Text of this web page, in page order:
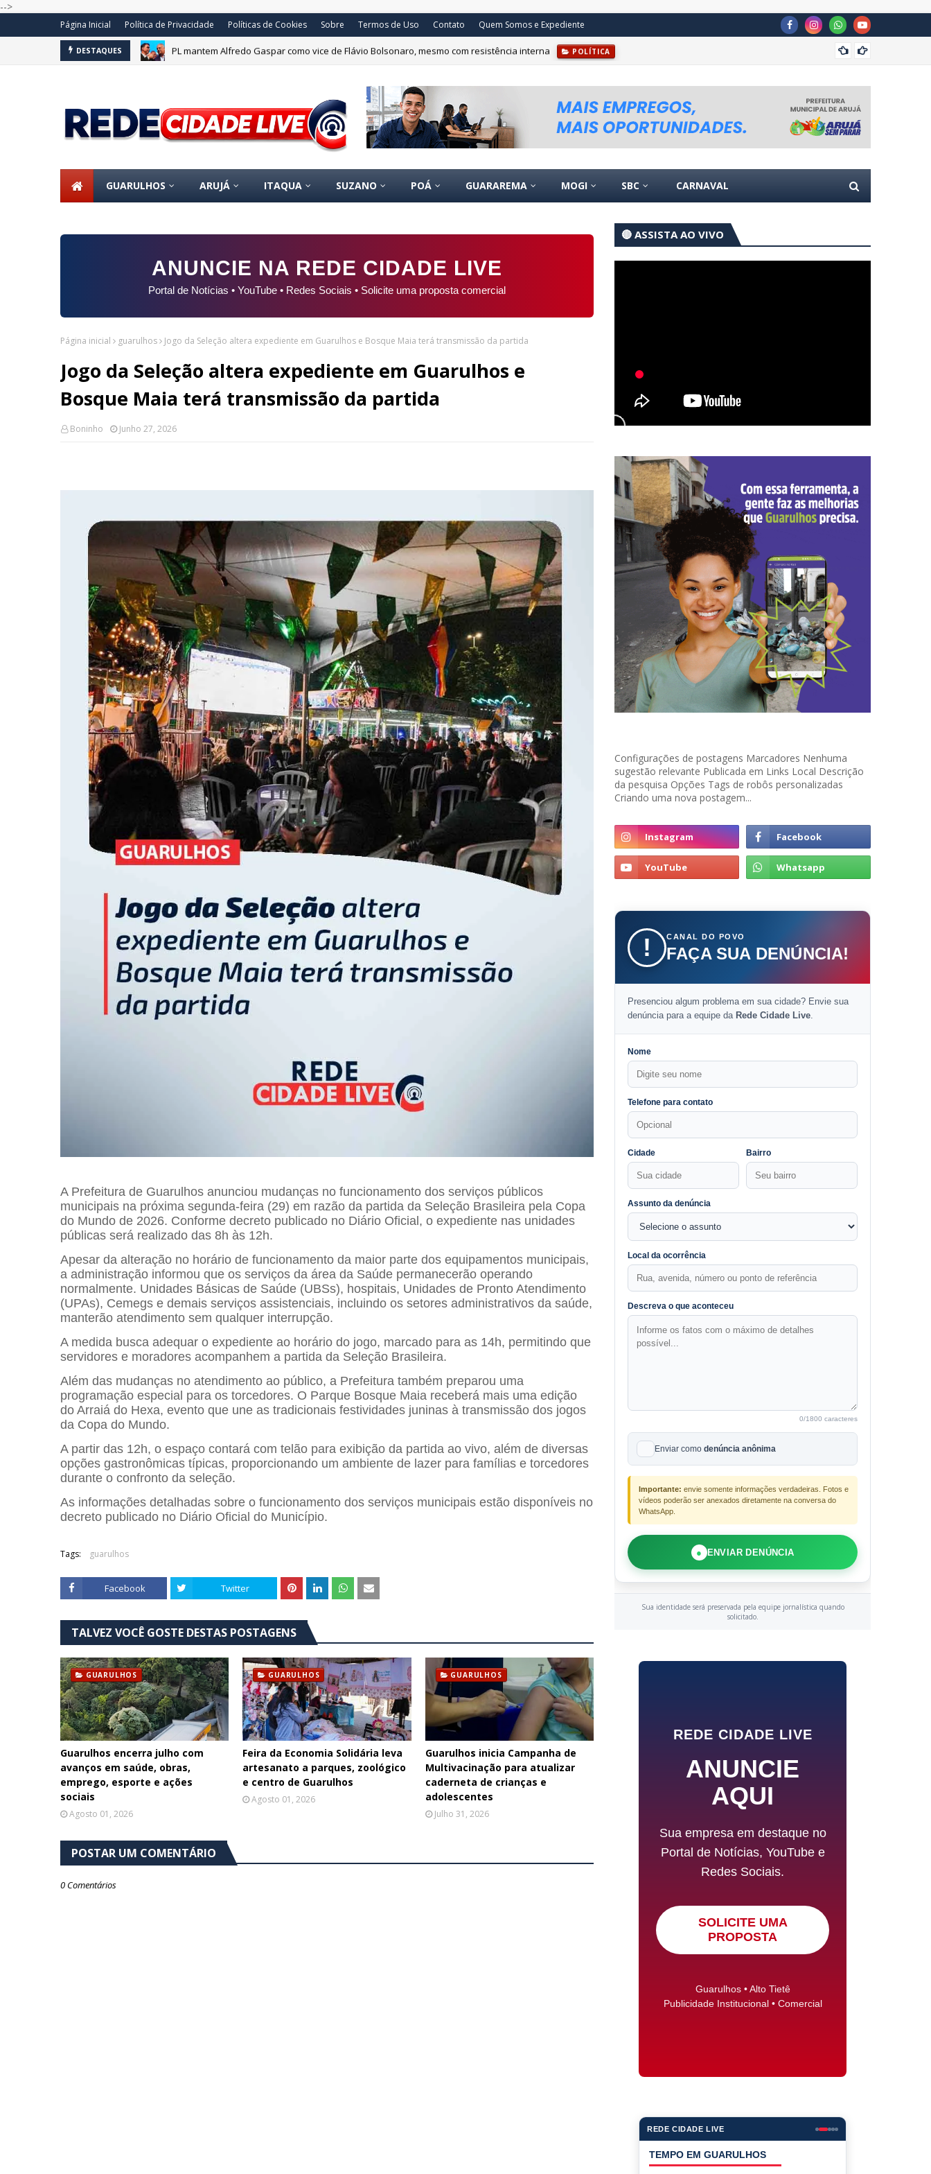
-->
Página Inicial Política de Privacidade Políticas de Cookies Sobre Termos de Uso Contato Quem Somos e Expediente
DESTAQUES PL mantem Alfredo Gaspar como vice de Flávio Bolsonaro, mesmo com resistência interna POLÍTICA
GUARULHOS ARUJÁ ITAQUA SUZANO POÁ GUARAREMA MOGI SBC CARNAVAL
ANUNCIE NA REDE CIDADE LIVE
Portal de Notícias • YouTube • Redes Sociais • Solicite uma proposta comercial
Página inicial guarulhos Jogo da Seleção altera expediente em Guarulhos e Bosque Maia terá transmissão da partida
Jogo da Seleção altera expediente em Guarulhos e
Bosque Maia terá transmissão da partida
Boninho Junho 27, 2026
A Prefeitura de Guarulhos anunciou mudanças no funcionamento dos serviços públicos
municipais na próxima segunda-feira (29) em razão da partida da Seleção Brasileira pela Copa
do Mundo de 2026. Conforme decreto publicado no Diário Oficial, o expediente nas unidades
públicas será realizado das 8h às 12h.
Apesar da alteração no horário de funcionamento da maior parte dos equipamentos municipais,
a administração informou que os serviços da área da Saúde permanecerão operando
normalmente. Unidades Básicas de Saúde (UBSs), hospitais, Unidades de Pronto Atendimento
(UPAs), Cemegs e demais serviços assistenciais, incluindo os setores administrativos da saúde,
manterão atendimento sem qualquer interrupção.
A medida busca adequar o expediente ao horário do jogo, marcado para as 14h, permitindo que
servidores e moradores acompanhem a partida da Seleção Brasileira.
Além das mudanças no atendimento ao público, a Prefeitura também preparou uma
programação especial para os torcedores. O Parque Bosque Maia receberá mais uma edição
do Arraiá do Hexa, evento que une as tradicionais festividades juninas à transmissão dos jogos
da Copa do Mundo.
A partir das 12h, o espaço contará com telão para exibição da partida ao vivo, além de diversas
opções gastronômicas típicas, proporcionando um ambiente de lazer para famílias e torcedores
durante o confronto da seleção.
As informações detalhadas sobre o funcionamento dos serviços municipais estão disponíveis no
decreto publicado no Diário Oficial do Município.
Tags: guarulhos
Facebook Twitter
TALVEZ VOCÊ GOSTE DESTAS POSTAGENS
GUARULHOS
Guarulhos encerra julho com
avanços em saúde, obras,
emprego, esporte e ações
sociais
Agosto 01, 2026
GUARULHOS
Feira da Economia Solidária leva
artesanato a parques, zoológico
e centro de Guarulhos
Agosto 01, 2026
GUARULHOS
Guarulhos inicia Campanha de
Multivacinação para atualizar
caderneta de crianças e
adolescentes
Julho 31, 2026
POSTAR UM COMENTÁRIO
0 Comentários
🔴 ASSISTA AO VIVO
Configurações de postagens Marcadores Nenhuma
sugestão relevante Publicada em Links Local Descrição
da pesquisa Opções Tags de robôs personalizadas
Criando uma nova postagem...
! CANAL DO POVO
FAÇA SUA DENÚNCIA!
Presenciou algum problema em sua cidade? Envie sua
denúncia para a equipe da Rede Cidade Live.
Nome
Telefone para contato
Cidade Bairro
Assunto da denúncia
Local da ocorrência
Descreva o que aconteceu
0/1800 caracteres
Enviar como denúncia anônima
Importante: envie somente informações verdadeiras. Fotos e
vídeos poderão ser anexados diretamente na conversa do
WhatsApp.
● ENVIAR DENÚNCIA
Sua identidade será preservada pela equipe jornalística quando
solicitado.
REDE CIDADE LIVE
ANUNCIE
AQUI
Sua empresa em destaque no
Portal de Notícias, YouTube e
Redes Sociais.
SOLICITE UMA
PROPOSTA
Guarulhos • Alto Tietê
Publicidade Institucional • Comercial
REDE CIDADE LIVE
COTAÇÕES